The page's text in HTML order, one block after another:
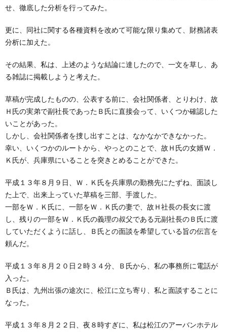
せ、徹底した分析を行ってみた。
更に、同社に関する各種資料を改めて可能な限り集めて、財務諸表
分析に加えた。
その結果、私は、上述のような結論に達したので、一文を草し、あ
る雑誌に掲載しようと考えた。
草稿が完成したものの、公表する前に、会社関係者、とりわけ、故
Ｈ氏の実弟で副社長であったＢ氏に直接会って、いくつか確認した
いことがあった。
しかし、会社関係者を捜し出すことは、なかなかできなかった。
幸い、いくつかのルートから、やっとのことで、故Ｈ氏の女婿Ｗ．
Ｋ氏が、兵庫県にいることを突きとめることができた。
平成１３年８月９日、Ｗ．Ｋ氏を兵庫県の勤務先にたずね、面談し
た上で、出来上っていた草稿を三部、手渡した。
一部をＷ．Ｋ氏に、一部をＷ．Ｋ氏の妻で、故Ｈ社長の長女に渡
し、残りの一部をＷ．Ｋ氏の義理の叔父である元副社長のＢ氏に渡
していただくように話し、Ｂ氏との面談を希望している旨の伝言を
頼んだ。
平成１３年８月２０日２時３４分、Ｂ氏から、私の事務所に電話が
入った。
Ｂ氏は、九州出張の途次に、松江に立ち寄り、私と面談することに
なった。
平成１３年８月２２日、夜８時すぎに、私は松江のアーバンホテル